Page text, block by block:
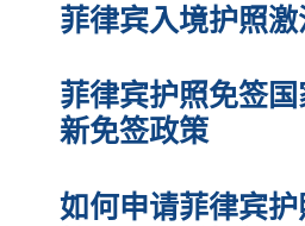
菲律宾入境护照
菲律宾护照免签
新免签政策
如何申请菲律宾